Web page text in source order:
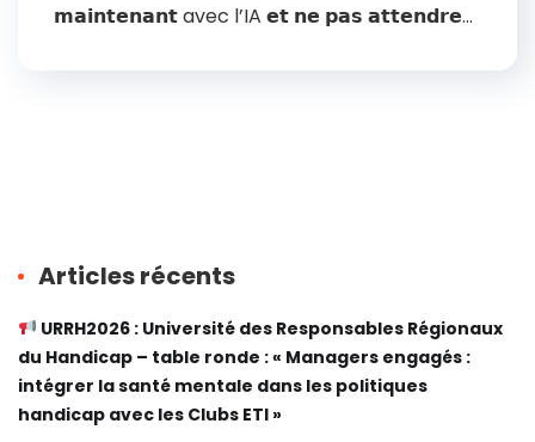
𝗺𝗮𝗶𝗻𝘁𝗲𝗻𝗮𝗻𝘁 avec l’IA 𝗲𝘁 𝗻𝗲 𝗽𝗮𝘀 𝗮𝘁𝘁𝗲𝗻𝗱𝗿𝗲...
Articles récents
URRH2026 : Université des Responsables Régionaux
du Handicap – table ronde : « Managers engagés :
intégrer la santé mentale dans les politiques
handicap avec les Clubs ETI »